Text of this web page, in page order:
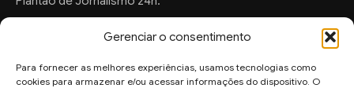
Gerenciar o consentimento
Para fornecer as melhores experiências, usamos tecnologias como
cookies para armazenar e/ou acessar informações do dispositivo. O
FALE CONOSCO